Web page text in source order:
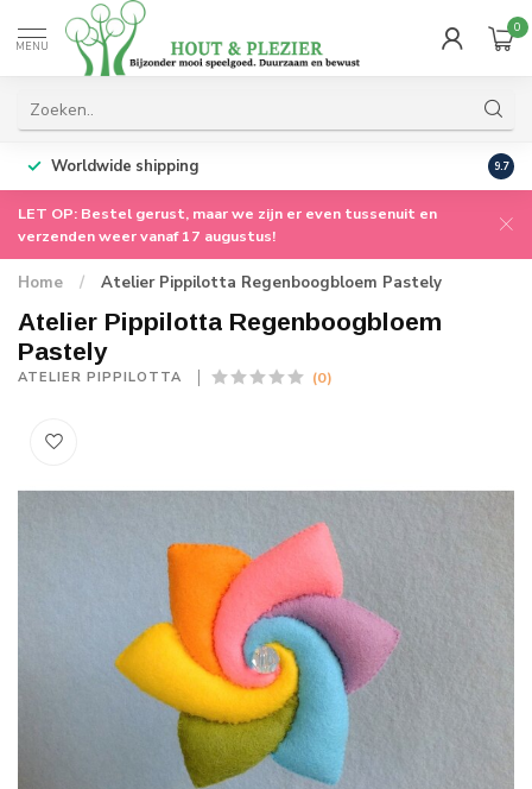
MENU
0
Worldwide shipping 9.7
LET OP: Bestel gerust, maar we zijn er even tussenuit en
verzenden weer vanaf 17 augustus!
Home / Atelier Pippilotta Regenboogbloem Pastely
Atelier Pippilotta Regenboogbloem
Pastely
ATELIER PIPPILOTTA (0)